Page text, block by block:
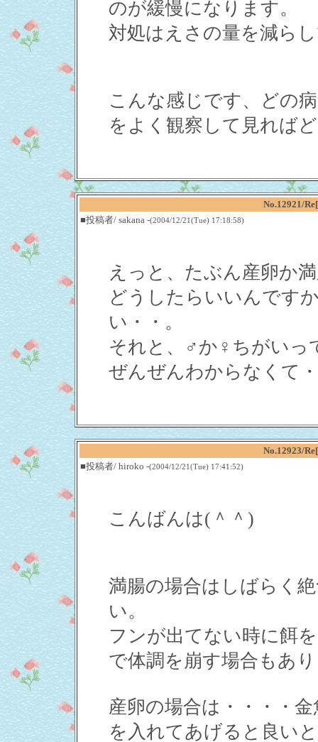
のが緩慢になります。
対処はえさの量を減ら
こんな感じです、どの
をよく観察して見れば
No.12921/
■投稿者/ sakana -(2004/12/21(Tue) 17:18:58)
えっと、たぶん産卵か
どうしたらいいんです
い・・。
それと、♂か♀ちがいっ
ぜんぜんわからなくて
No.12923/
■投稿者/ hiroko -(2004/12/21(Tue) 17:41:52)
こんばんは(＾＾)
満腸の場合はしばらく
い。
フンが出てない時に餌
で体調を崩す場合もあ
産卵の場合は・・・・
を入れてあげると良い